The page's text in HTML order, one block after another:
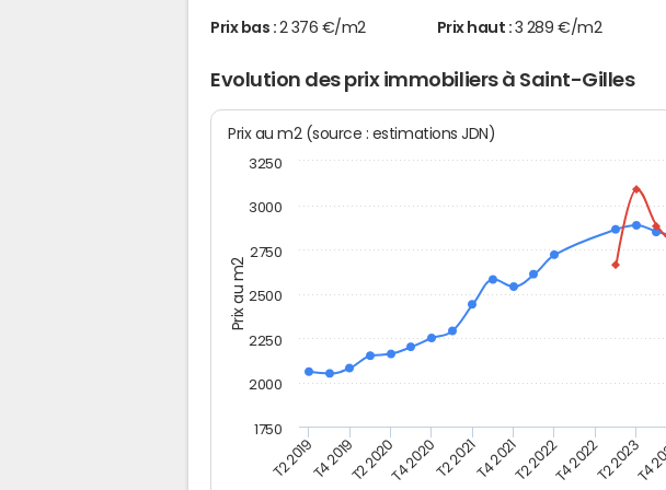
Prix bas : 2 376 €/m2 Prix haut : 3 289 €/m2
Evolution des prix immobiliers à Saint-Gilles
Prix au m2
Prix au m2 (source : estimations JDN)
T2 2019T4 2019T2 2020T4 2020T2 2021T4 2021T2 2022T4 2022T2 2023T4
1750
2000
2250
2500
2750
3000
3250